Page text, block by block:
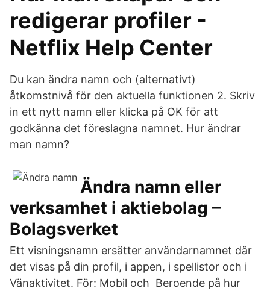
redigerar profiler -
Netflix Help Center
Du kan ändra namn och (alternativt)
åtkomstnivå för den aktuella funktionen 2. Skriv
in ett nytt namn eller klicka på OK för att
godkänna det föreslagna namnet. Hur ändrar
man namn?
Ändra namn eller
verksamhet i aktiebolag –
Bolagsverket
Ett visningsnamn ersätter användarnamnet där
det visas på din profil, i appen, i spellistor och i
Vänaktivitet. För: Mobil och Beroende på hur